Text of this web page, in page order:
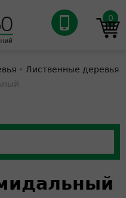
0
• Лиственные деревья